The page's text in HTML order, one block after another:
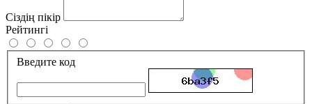
Сіздің пікір
Рейтингі
Введите код